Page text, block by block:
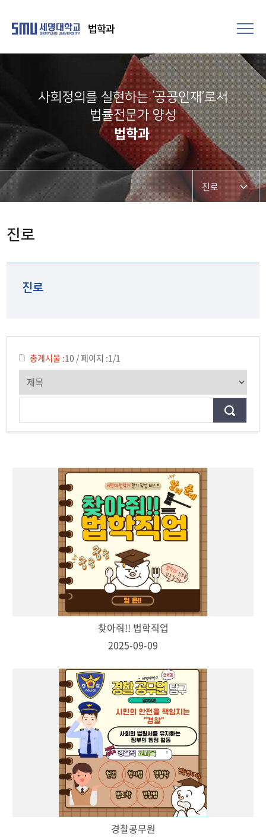
법학과
사회정의를 실현하는 ‘공공인재’로서
법률전문가 양성​
법학과
진로
진로
진로
총게시물 :10 /페이지 :1/1
찾아줘!! 법학직업
2025-09-09
경찰공무원